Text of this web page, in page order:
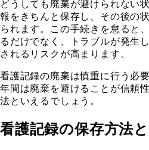
どうしても廃棄が避けられない
報をきちんと保存し、その後の
られます。この手続きを怠ると
るだけでなく、トラブルが発生
されるリスクが高まります。
看護記録の廃棄は慎重に行う必
年間は廃棄を避けることが信頼
法といえるでしょう。
看護記録の保存方法